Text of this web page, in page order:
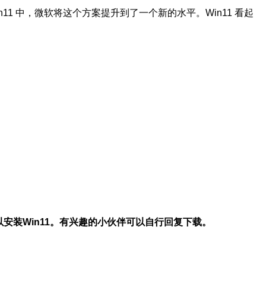
中，微软将这个方案提升到了一个新的水平。Win11 看起
装Win11。有兴趣的小伙伴可以自行回复下载。